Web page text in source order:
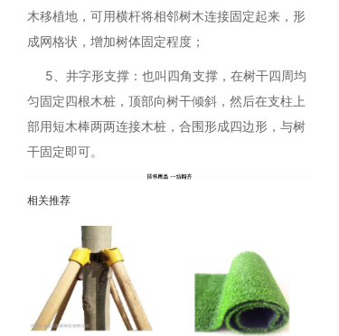
木移植地，可用横杆将相邻树木连接固定起来，形
成网格状，增加树体固定程度；
5、井字形支撑：也叫四角支撑，在树干四周均
匀固定四根木桩，顶部向树干倾斜，然后在支柱上
部用短木棒两两连接木桩，合围形成四边形，与树
干固定即可。
相关推荐